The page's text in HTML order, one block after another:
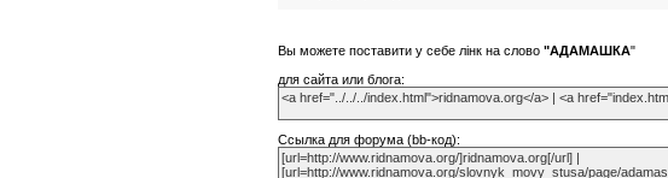
Вы можете поставити у себе лiнк на слово "АДАМАШКА"
для сайта или блога:
Ссылка для форума (bb-код):